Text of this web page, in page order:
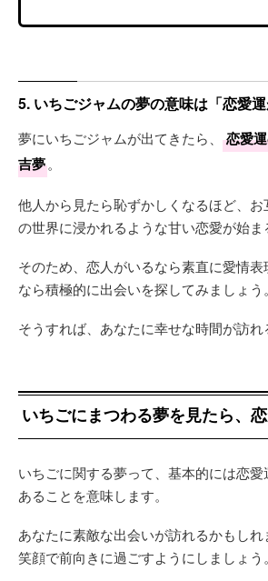
5. いちごジャムの夢の意味は「恋愛運
夢にいちごジャムが出てきたら、
恋愛
吉夢。
他人から見たら恥ずかしくなるほど、
の世界に浸かれるような甘い恋愛が始ま
そのため、恋人がいるなら素直に愛情
なら積極的に出会いを探してみましょう。
そうすれば、あなたに幸せな時間が訪れ
いちごにまつわる夢を見たら、
いちごに関する夢って、基本的には恋
あることを意味します。
あなたに素敵な出会いが訪れるかもし
笑顔で前向きに過ごすようにしましょう。